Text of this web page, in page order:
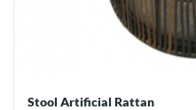
Stool Artificial Rattan